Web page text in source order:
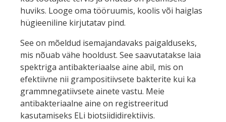
huviks. Looge oma tööruumis, koolis või haiglas
hügieeniline kirjutatav pind.
See on mõeldud isemajandavaks paigalduseks,
mis nõuab vähe hooldust. See saavutatakse laia
spektriga antibakteriaalse aine abil, mis on
efektiivne nii grampositiivsete bakterite kui ka
grammnegatiivsete ainete vastu. Meie
antibakteriaalne aine on registreeritud
kasutamiseks ELi biotsiididirektiivis.